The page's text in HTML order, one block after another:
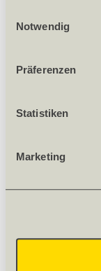
Notwendig
Präferenzen
Statistiken
Marketing
Gemeinsam mit
täglichen Arbeit